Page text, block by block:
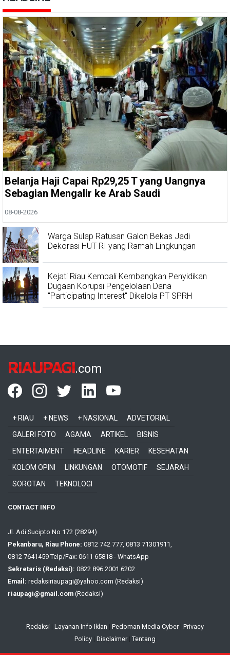
Belanja Haji Capai Rp29,25 T yang Uangnya
Sebagian Mengalir ke Arab Saudi
08-08-2026
Warga Sulap Ratusan Galon Bekas Jadi
Dekorasi HUT RI yang Ramah Lingkungan
Kejati Riau Kembali Kembangkan Penyidikan
Dugaan Korupsi Pengelolaan Dana
"Participating Interest" Dikelola PT SPRH
RIAUPAGI.com
+ RIAU + NEWS + NASIONAL
ADVETORIAL
GALERI FOTO
AGAMA ARTIKEL
BISNIS
ENTERTAIMENT
HEADLINE KARIER
KESEHATAN
KOLOM OPINI
LINKUNGAN OTOMOTIF
SEJARAH
SOROTAN
TEKNOLOGI
CONTACT INFO
Jl. Adi Sucipto No 172 (28294)
Pekanbaru, Riau Phone: 0812 742 777, 0813 71301911,
0812 7641459 Telp/Fax: 0611 65818 - WhatsApp
Sekretaris (Redaksi): 0822 896 2001 6202
Email: redaksiriaupagi@yahoo.com (Redaksi)
riaupagi@gmail.com (Redaksi)
Redaksi Layanan Info Iklan Pedoman Media Cyber Privacy
Policy Disclaimer Tentang